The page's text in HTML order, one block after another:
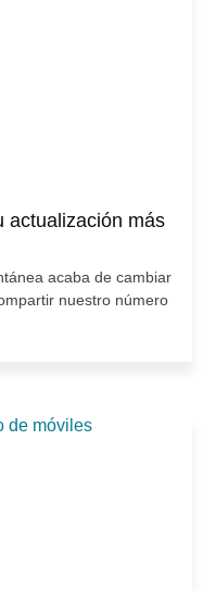
actualización más
acaba de cambiar
nuestro número